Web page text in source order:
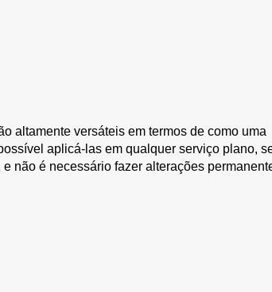
altamente versáteis em termos de como uma
aplicá-las em qualquer serviço plano,
não é necessário fazer alterações